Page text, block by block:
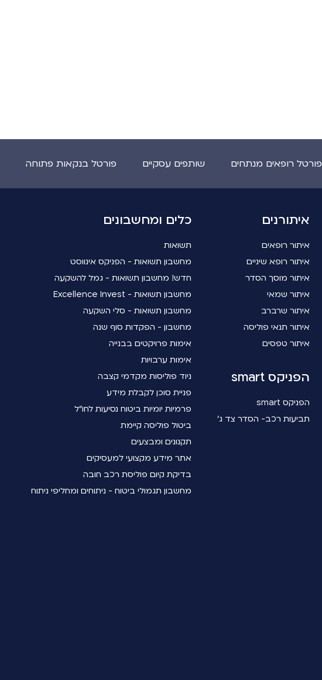
פורטל רופאים מנתחים שותפים עסקיים פורטל בנקאות פתוחה
איתורנים
איתור רופאים
איתור רופא שיניים
איתור מוסך הסדר
איתור שמאי
איתור שרברב
איתור תנאי פוליסה
איתור טפסים
הפניקס smart
הפניקס smart
תביעות רכב- הסדר צד ג'
כלים ומחשבונים
תשואות
מחשבון תשואות - הפניקס אינווסט
חדש! מחשבון תשואות - גמל להשקעה
מחשבון תשואות - Excellence Invest
מחשבון תשואות - סלי השקעה
מחשבון - הפקדות סוף שנה
אימות פרויקטים בבנייה
אימות ערבויות
ניוד פוליסות מקדמי קצבה
פניית סוכן לקבלת מידע
פרמיות יומיות ביטוח נסיעות לחו"ל
ביטול פוליסה קיימת
תקנונים ומבצעים
אתר מידע מקצועי למעסיקים
בדיקת קיום פוליסת רכב חובה
מחשבון תגמולי ביטוח - ניתוחים ומחליפי ניתוח